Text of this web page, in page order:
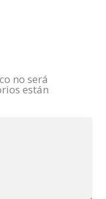
no será
están